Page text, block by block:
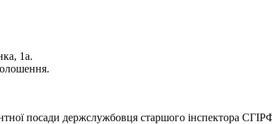
1а.
посади держслужбовця старшого інспектора